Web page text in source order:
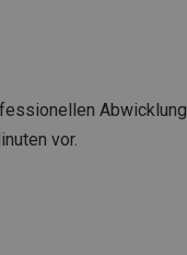
Abwicklung
vor.